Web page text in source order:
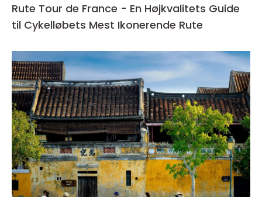
Rute Tour de France - En Højkvalitets Guide
til Cykelløbets Mest Ikonerende Rute